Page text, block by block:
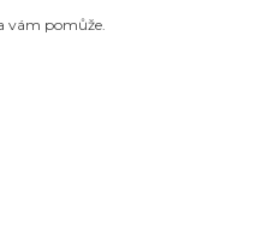
vám pomůže.